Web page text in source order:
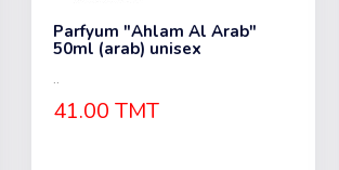
Parfyum "Ahlam Al Arab"
50ml (arab) unisex
..
41.00 TMT